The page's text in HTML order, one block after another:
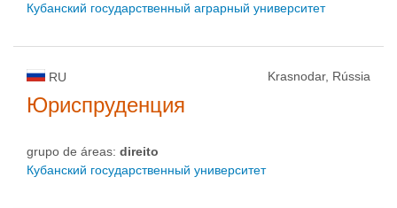
Кубанский государственный аграрный университет
RU Krasnodar, Rússia
Юриспруденция
grupo de áreas: direito
Кубанский государственный университет